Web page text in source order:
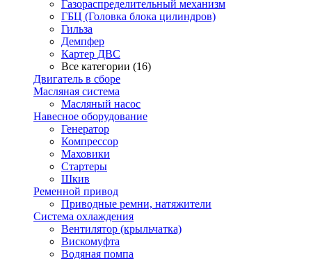
Газораспределительный механизм
ГБЦ (Головка блока цилиндров)
Гильза
Демпфер
Картер ДВС
Все категории (16)
Двигатель в сборе
Масляная система
Масляный насос
Навесное оборудование
Генератор
Компрессор
Маховики
Стартеры
Шкив
Ременной привод
Приводные ремни, натяжители
Система охлаждения
Вентилятор (крыльчатка)
Вискомуфта
Водяная помпа